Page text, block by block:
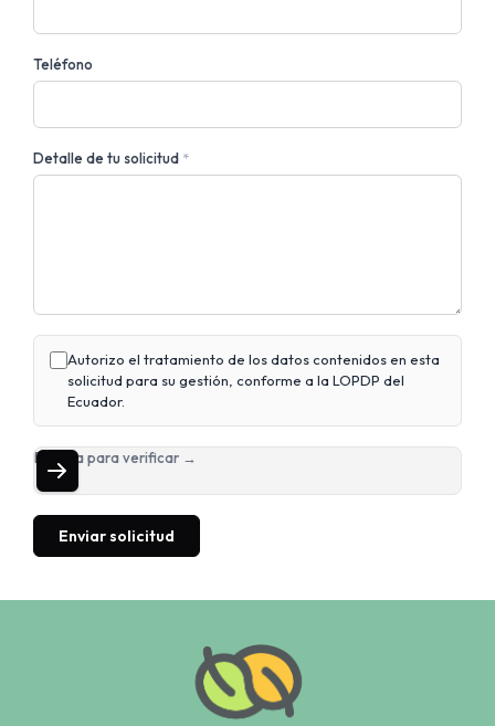
Teléfono
Detalle de tu solicitud *
Autorizo el tratamiento de los datos contenidos en esta
solicitud para su gestión, conforme a la LOPDP del
Ecuador.
Desliza para verificar →
Enviar solicitud